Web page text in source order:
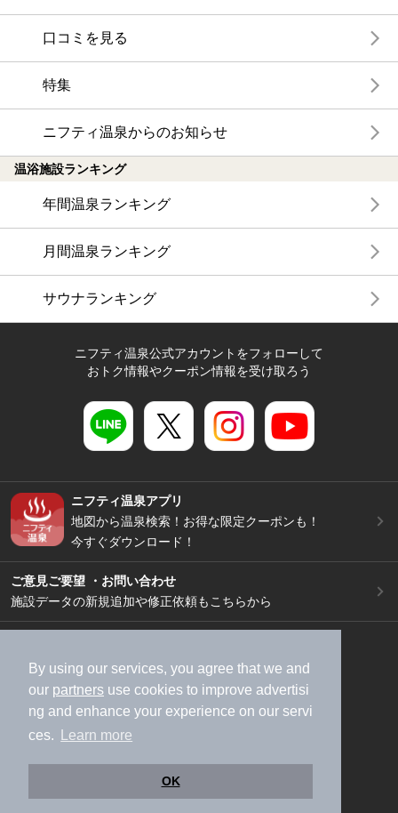
By using our services, you agree that we and
our partners use cookies to improve advertisi
ng and enhance your experience on our servi
ces.
Learn more
OK
口コミを見る
特集
ニフティ温泉からのお知らせ
温浴施設ランキング
年間温泉ランキング
月間温泉ランキング
サウナランキング
ニフティ温泉公式アカウントをフォローして
おトク情報やクーポン情報を受け取ろう
ニフティ温泉アプリ
地図から温泉検索！お得な限定クーポンも！
今すぐダウンロード！
ご意見ご要望 ・お問い合わせ
施設データの新規追加や修正依頼もこちらから
加盟店募集（資料請求）
広告出稿のご案内
利用規約
ライフスタイルMEMBERS+規約
特定商取引法に基づく表記
ヘルプ
採用情報
運営会社